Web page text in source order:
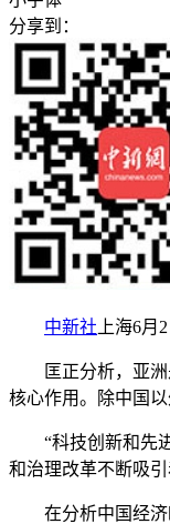
分享到：
中新社 上海6
匡正分析，亚洲是
核心作用。除中国
“科技创新和先进
和治理改革不断吸
在分析中国经济时